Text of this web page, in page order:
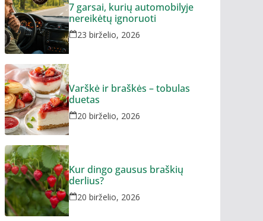
7 garsai, kurių automobilyje
nereikėtų ignoruoti
23 birželio, 2026
Varškė ir braškės – tobulas
duetas
20 birželio, 2026
Kur dingo gausus braškių
derlius?
20 birželio, 2026